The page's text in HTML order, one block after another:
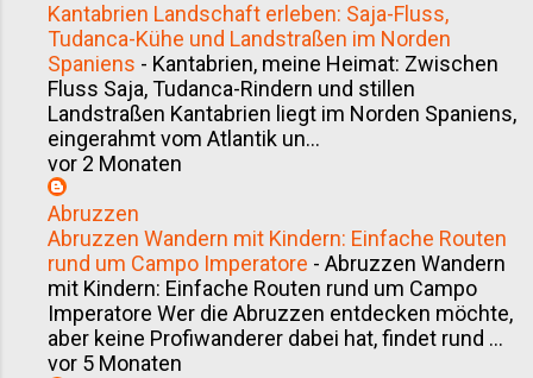
Kantabrien Landschaft erleben: Saja-Fluss,
Tudanca-Kühe und Landstraßen im Norden
Spaniens - Kantabrien, meine Heimat: Zwischen
Fluss Saja, Tudanca-Rindern und stillen
Landstraßen Kantabrien liegt im Norden Spaniens,
eingerahmt vom Atlantik un...
vor 2 Monaten
Abruzzen
Abruzzen Wandern mit Kindern: Einfache Routen
rund um Campo Imperatore - Abruzzen Wandern
mit Kindern: Einfache Routen rund um Campo
Imperatore Wer die Abruzzen entdecken möchte,
aber keine Profiwanderer dabei hat, findet rund ...
vor 5 Monaten